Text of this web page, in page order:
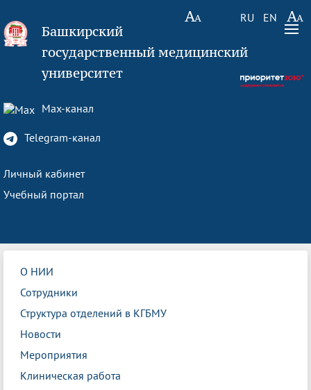
RU EN
Башкирский
государственный медицинский
университет
Max-канал
Telegram-канал
Личный кабинет
Учебный портал
О НИИ
Сотрудники
Структура отделений в КГБМУ
Новости
Мероприятия
Клиническая работа